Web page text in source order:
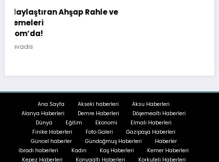
ve
Ana Sayfa Akseki haberleri
Aksu Haberleri
Alanya Haberleri
Demre Haberleri
Döşemealtı Haberleri
Dünya
Eğitim Ekonomi
Elmalı Haberleri
Finike Haberleri
Foto Galeri
Gazipaşa Haberleri
Güncel haberler
Gündoğmuş Haberleri
Haberler
İbradi haberleri
Kadın Kaş Haberleri
Kemer Haberleri